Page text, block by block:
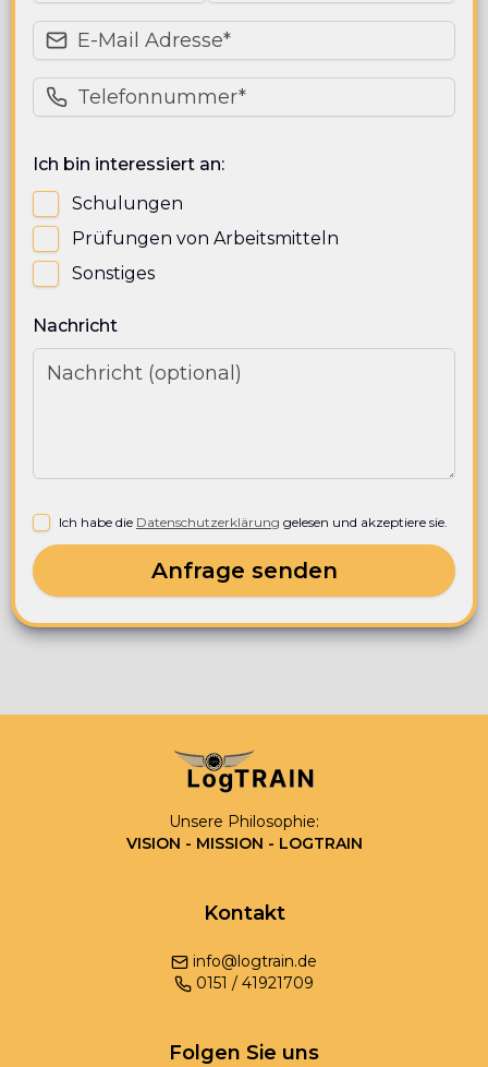
Ich bin interessiert an:
Schulungen
Prüfungen von Arbeitsmitteln
Sonstiges
Nachricht
Ich habe die Datenschutzerklärung gelesen und akzeptiere sie.
Anfrage senden
Unsere Philosophie:
VISION - MISSION - LOGTRAIN
Kontakt
info@logtrain.de
0151 / 41921709
Folgen Sie uns